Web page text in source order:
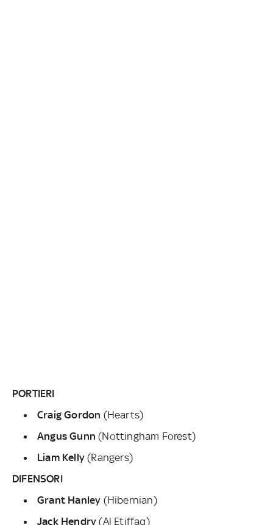
PORTIERI
Craig Gordon (Hearts)
Angus Gunn (Nottingham Forest)
Liam Kelly (Rangers)
DIFENSORI
Grant Hanley (Hibernian)
Jack Hendry (Al Etiffaq)